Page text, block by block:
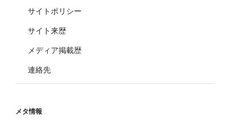
サイトポリシー
サイト来歴
メディア掲載歴
連絡先
メタ情報